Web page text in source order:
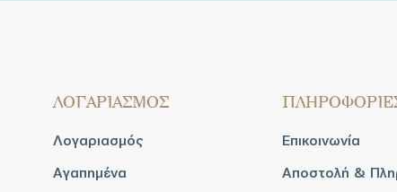
ΛΟΓΑΡΙΑΣΜΟΣ
Λογαριασμός
Αγαπημένα
Επικοινωνία
Αποστολή &